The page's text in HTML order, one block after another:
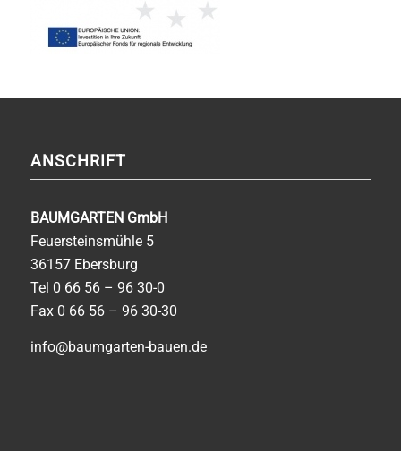
ANSCHRIFT
BAUMGARTEN GmbH
Feuersteinsmühle 5
36157 Ebersburg
Tel 0 66 56 – 96 30-0
Fax 0 66 56 – 96 30-30
info@baumgarten-bauen.de